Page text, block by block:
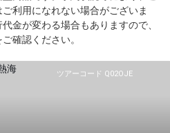
利用になれない場合がございま
金が変わる場合もありますので、
確認ください。
ツアーコード Q02OJE